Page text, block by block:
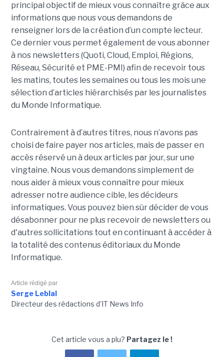
principal objectif de mieux vous connaître grâce aux
informations que nous vous demandons de
renseigner lors de la création d’un compte lecteur.
Ce dernier vous permet également de vous abonner
à nos newsletters (Quoti, Cloud, Emploi, Régions,
Réseau, Sécurité et PME-PMI) afin de recevoir tous
les matins, toutes les semaines ou tous les mois une
sélection d’articles hiérarchisés par les journalistes
du Monde Informatique.
Contrairement à d’autres titres, nous n’avons pas
choisi de faire payer nos articles, mais de passer en
accès réservé un à deux articles par jour, sur une
vingtaine. Nous vous demandons simplement de
nous aider à mieux vous connaître pour mieux
adresser notre audience cible, les décideurs
informatiques. Vous pouvez bien sûr décider de vous
désabonner pour ne plus recevoir de newsletters ou
d'autres sollicitations tout en continuant à accéder à
la totalité des contenus éditoriaux du Monde
Informatique.
Article rédigé par
Serge Leblal
Directeur des rédactions d'IT News Info
Cet article vous a plu? Partagez le !